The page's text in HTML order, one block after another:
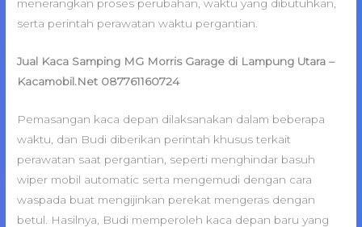
menerangkan proses perubahan, waktu yang dibutuhkan,
serta perintah perawatan waktu pergantian.
Jual Kaca Samping MG Morris Garage di Lampung Utara –
Kacamobil.Net 087761160724
Pemasangan kaca depan dilaksanakan dalam beberapa
waktu, dan Budi diberikan perintah khusus terkait
perawatan saat pergantian, seperti menghindar basuh
wiper mobil automatic serta mengemudi dengan cara
waspada buat mengijinkan perekat mengeras dengan
betul. Hasilnya, Budi memperoleh kaca depan baru yang